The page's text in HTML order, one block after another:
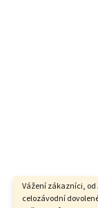
Vážení zákazníci, od
celozávodní